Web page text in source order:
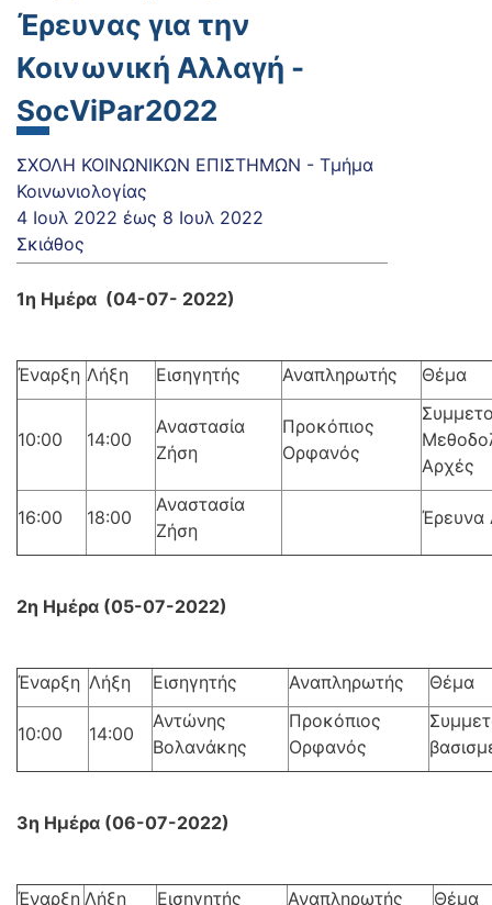
Έρευνας για την
Κοινωνική Αλλαγή -
SocViPar2022
ΣΧΟΛΗ ΚΟΙΝΩΝΙΚΩΝ ΕΠΙΣΤΗΜΩΝ - Τμήμα
Κοινωνιολογίας
4 Ιουλ 2022 έως 8 Ιουλ 2022
Σκιάθος
1η Ημέρα (04-07- 2022)
Έναρξη Λήξη Εισηγητής Αναπληρωτής Θέμα
10:00 14:00
Αναστασία
Ζήση
Προκόπιος
Ορφανός
Αρχές
16:00 18:00
Αναστασία
Ζήση
Έρευνα
2η Ημέρα (05-07-2022)
Έναρξη Λήξη Εισηγητής Αναπληρωτής Θέμα
10:00 14:00
Αντώνης
Βολανάκης
Προκόπιος
Ορφανός
3η Ημέρα (06-07-2022)
Έναρξη Λήξη Εισηγητής Αναπληρωτής Θέμα